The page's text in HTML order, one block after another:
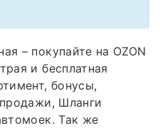
– покупайте на OZON
и бесплатная
бонусы,
Шланги
Так же